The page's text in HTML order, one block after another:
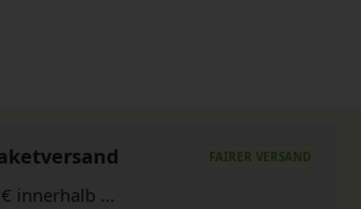
innerhalb ...